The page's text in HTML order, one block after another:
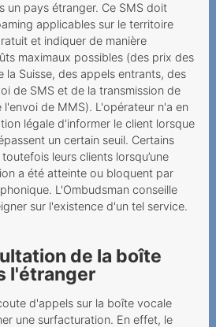
un pays étranger. Ce SMS doit
applicables sur le territoire
et indiquer de manière
maximaux possibles (des prix des
la Suisse, des appels entrants, des
de SMS et de la transmission de
de MMS). L'opérateur n'a en
légale d'informer le client lorsque
un certain seuil. Certains
leurs clients lorsqu’une
a été atteinte ou bloquent par
L'Ombudsman conseille
sur l'existence d'un tel service.
de la boîte
l'étranger
d'appels sur la boîte vocale
une surfacturation. En effet, le